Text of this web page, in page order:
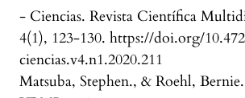
- Ciencias. Revista Científica
4(1), 123-130. https://doi.org/
ciencias.v4.n1.2020.211
Matsuba, Stephen., & Roehl,